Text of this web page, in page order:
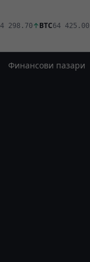
4 298.70↑BTC64 425.00
Финансови пазари